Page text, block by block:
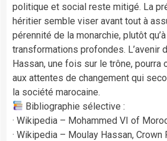
politique et social reste mitigé. La
héritier semble viser avant tout à
pérennité de la monarchie, plutôt
transformations profondes. L’avenir
Hassan, une fois sur le trône, pourra
aux attentes de changement qui
la société marocaine.
Bibliographie sélective :
· Wikipedia – Mohammed VI of
· Wikipedia – Moulay Hassan,